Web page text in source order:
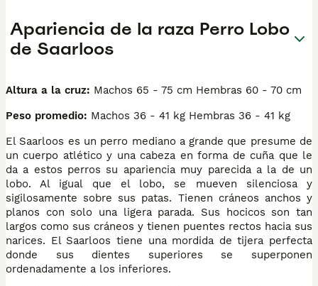
Apariencia de la raza Perro Lobo
de Saarloos
Altura a la cruz: Machos 65 - 75 cm Hembras 60 - 70 cm
Peso promedio: Machos 36 - 41 kg Hembras 36 - 41 kg
El Saarloos es un perro mediano a grande que presume de
un cuerpo atlético y una cabeza en forma de cuña que le
da a estos perros su apariencia muy parecida a la de un
lobo. Al igual que el lobo, se mueven silenciosa y
sigilosamente sobre sus patas. Tienen cráneos anchos y
planos con solo una ligera parada. Sus hocicos son tan
largos como sus cráneos y tienen puentes rectos hacia sus
narices. El Saarloos tiene una mordida de tijera perfecta
donde sus dientes superiores se superponen
ordenadamente a los inferiores.